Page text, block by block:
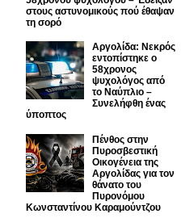
στους αστυνομικούς πού έθαψαν
τη σορό
Αργολίδα: Νεκρός
εντοπίστηκε ο
58χρονος
ψυχολόγος από
το Ναύπλιο –
Συνελήφθη ένας
ύποπτος
Πένθος στην
Πυροσβεστική
Οικογένεια της
Αργολίδας για τον
θάνατο του
Πυρονόμου
Κωνσταντίνου Καραμούντζου